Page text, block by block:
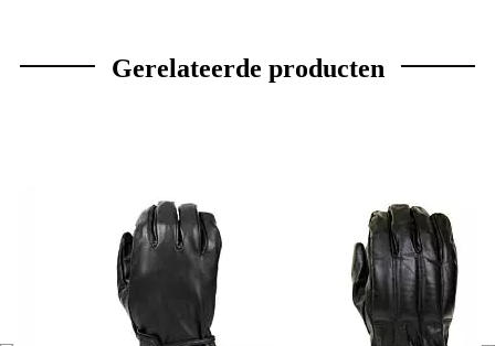
Gerelateerde producten